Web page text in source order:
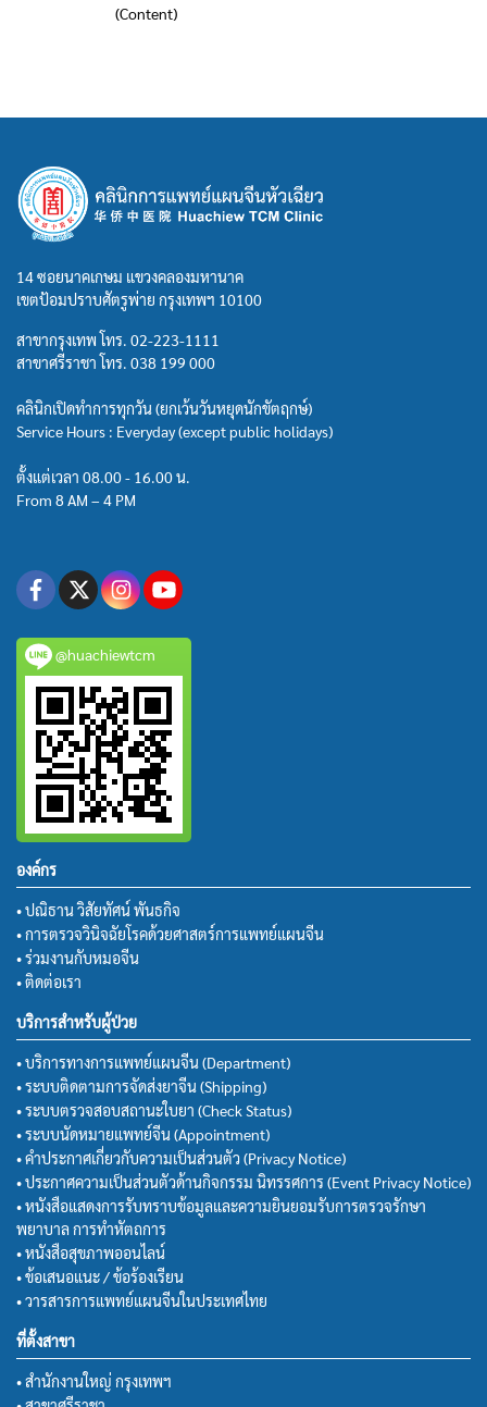
(Content)
14 ซอยนาคเกษม แขวงคลองมหานาค
เขตป้อมปราบศัตรูพ่าย กรุงเทพฯ 10100
สาขากรุงเทพ โทร. 02-223-1111
สาขาศรีราชา โทร. 038 199 000
คลินิกเปิดทำการทุกวัน (ยกเว้นวันหยุดนักขัตฤกษ์)
Service Hours : Everyday (except public holidays)
ตั้งแต่เวลา 08.00 - 16.00 น.
From 8 AM – 4 PM
@huachiewtcm
องค์กร
• ปณิธาน วิสัยทัศน์ พันธกิจ
• การตรวจวินิจฉัยโรคด้วยศาสตร์การแพทย์แผนจีน
• ร่วมงานกับหมอจีน
• ติดต่อเรา
บริการสำหรับผู้ป่วย
• บริการทางการแพทย์แผนจีน (Department)
• ระบบติดตามการจัดส่งยาจีน (Shipping)
• ระบบตรวจสอบสถานะใบยา (Check Status)
• ระบบนัดหมายแพทย์จีน (Appointment)
• คำประกาศเกี่ยวกับความเป็นส่วนตัว (Privacy Notice)
• ประกาศความเป็นส่วนตัวด้านกิจกรรม นิทรรศการ (Event Privacy Notice)
• หนังสือแสดงการรับทราบข้อมูลและความยินยอมรับการตรวจรักษา
พยาบาล การทำหัตถการ
• หนังสือสุขภาพออนไลน์
• ข้อเสนอแนะ / ข้อร้องเรียน
• วารสารการแพทย์แผนจีนในประเทศไทย
ที่ตั้งสาขา
• สำนักงานใหญ่ กรุงเทพฯ